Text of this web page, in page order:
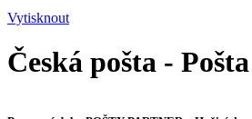
Vytisknout
Česká pošta -